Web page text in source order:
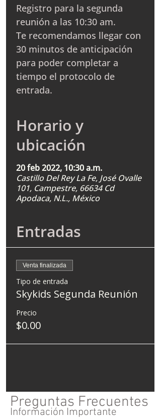
Registro para la segunda
reunión a las 10:30 am.
Te recomendamos llegar con
30 minutos de anticipación
para poder completar a
tiempo el protocolo de
entrada.
Horario y
ubicación
20 feb 2022, 10:30 a.m.
Castillo Del Rey La Fe, José Ovalle
101, Campestre, 66634 Cd
Apodaca, N.L., México
Entradas
Venta finalizada
Tipo de entrada
Skykids Segunda Reunión
Precio
$0.00
Preguntas Frecuentes
Información Importante